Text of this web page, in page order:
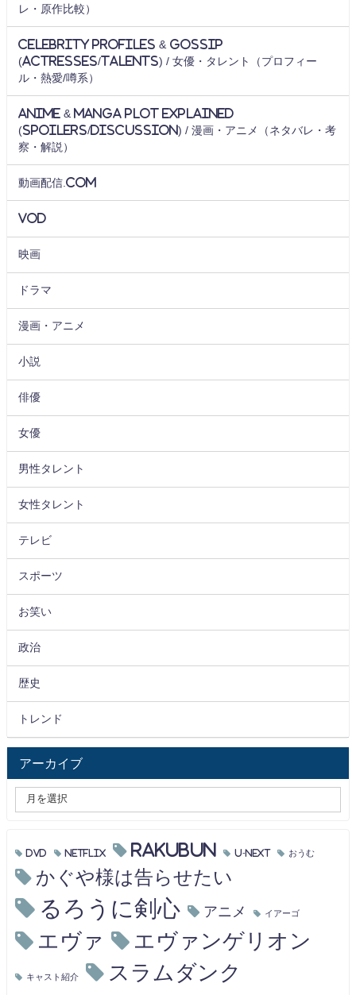
レ・原作比較）
Celebrity Profiles & Gossip
(Actresses/Talents) / 女優・タレント（プロフィー
ル・熱愛/噂系）
Anime & Manga Plot Explained
(Spoilers/Discussion) / 漫画・アニメ（ネタバレ・考
察・解説）
動画配信.com
VOD
映画
ドラマ
漫画・アニメ
小説
俳優
女優
男性タレント
女性タレント
テレビ
スポーツ
お笑い
政治
歴史
トレンド
アーカイブ
DVD Netflix RAKUBUN U-NEXT おうむ
かぐや様は告らせたい
るろうに剣心 アニメ イアーゴ
エヴァ エヴァンゲリオン
キャスト紹介 スラムダンク